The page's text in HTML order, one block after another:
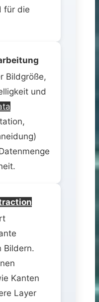
für die
Bildgröße,
und
Bildern.
Kanten
Layer